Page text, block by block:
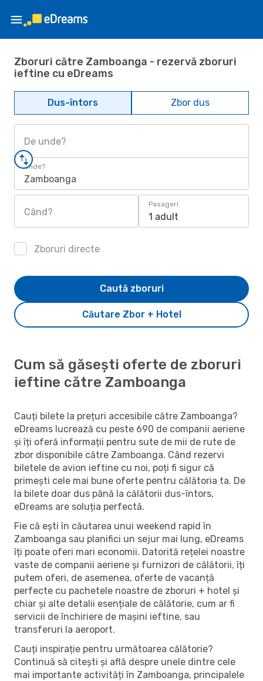
Zboruri către Zamboanga - rezervă zboruri
ieftine cu eDreams
Dus-întors Zbor dus
De unde?
Unde?
Zamboanga
Când?
Pasageri
1 adult
Zboruri directe
Căutare Zbor + Hotel
Caută zboruri
Cum să găsești oferte de zboruri
ieftine către Zamboanga
Cauți bilete la prețuri accesibile către Zamboanga?
eDreams lucrează cu peste 690 de companii aeriene
și îți oferă informații pentru sute de mii de rute de
zbor disponibile către Zamboanga. Când rezervi
biletele de avion ieftine cu noi, poți fi sigur că
primești cele mai bune oferte pentru călătoria ta. De
la bilete doar dus până la călătorii dus-întors,
eDreams are soluția perfectă.
Fie că ești în căutarea unui weekend rapid în
Zamboanga sau planifici un sejur mai lung, eDreams
îți poate oferi mari economii. Datorită rețelei noastre
vaste de companii aeriene și furnizori de călătorii, îți
putem oferi, de asemenea, oferte de vacanță
perfecte cu pachetele noastre de zboruri + hotel și
chiar și alte detalii esențiale de călătorie, cum ar fi
servicii de închiriere de mașini ieftine, sau
transferuri la aeroport.
Cauți inspirație pentru următoarea călătorie?
Continuă să citești și află despre unele dintre cele
mai importante activități în Zamboanga, principalele